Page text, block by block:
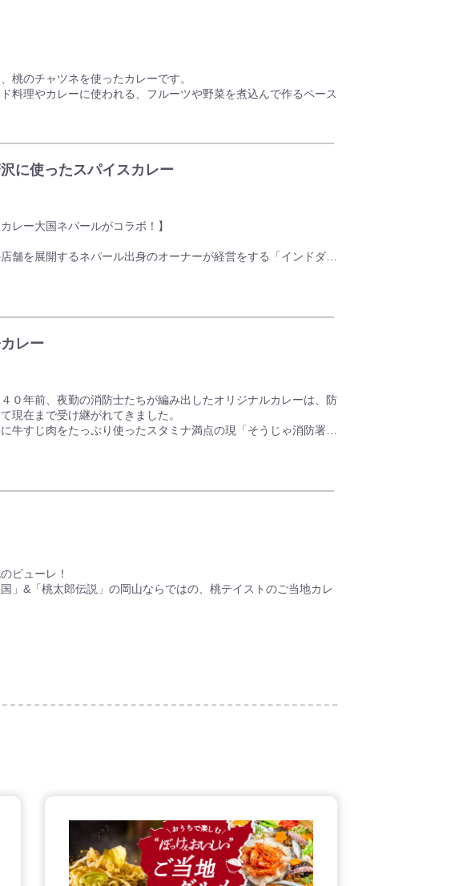
桃のチャツネを使ったカレーです。
料理やカレーに使われる、フルーツや野菜を煮込んで作るペース
」と、岡山市中心エリアの百貨店・ショッピングモール・商店
に使ったスパイスカレー
レー大国ネパールがコラボ！】
舗を展開するネパール出身のオーナーが経営をする「インドダイ
レトルトパウチ加工しました。
は岡山在住のイラストレーター高原泉さんによるオリジナルイラ
(インド)のコラボをお楽しみください。
レー
０年前、夜勤の消防士たちが編み出したオリジナルカレーは、防
現在まで受け継がれてきました。
牛すじ肉をたっぷり使ったスタミナ満点の現「そうじゃ消防署カ
ピューレ！
」&「桃太郎伝説」の岡山ならではの、桃テイストのご当地カレ